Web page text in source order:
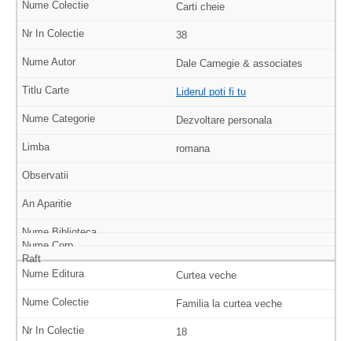
Carti cheie
38
Dale Carnegie & associates
Liderul poti fi tu
Dezvoltare personala
romana
Curtea veche
Familia la curtea veche
18